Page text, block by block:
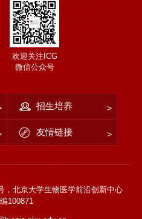
欢迎关注ICG
微信公众号
招生培养
友情链接
，北京大学生物医学前沿创新中心
100871